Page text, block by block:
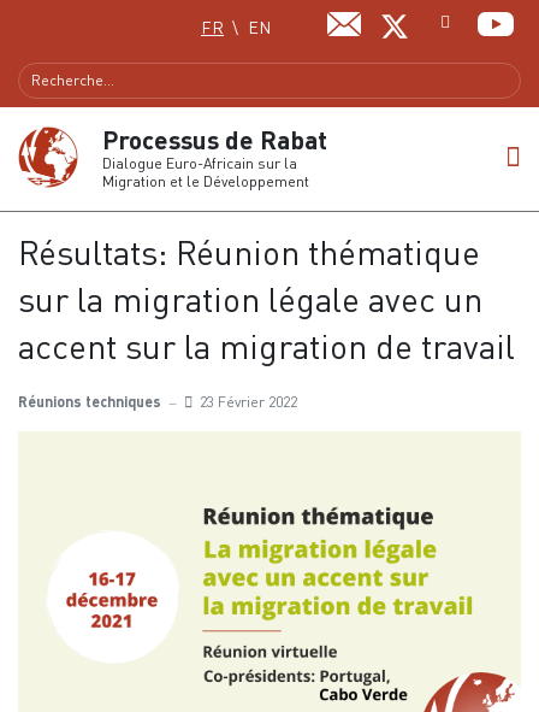
Sélectionnez votre langue
FR EN
Processus de Rabat
Dialogue Euro-Africain sur la
Migration et le Développement
Résultats: Réunion thématique
sur la migration légale avec un
accent sur la migration de travail
Réunions techniques 23 Février 2022